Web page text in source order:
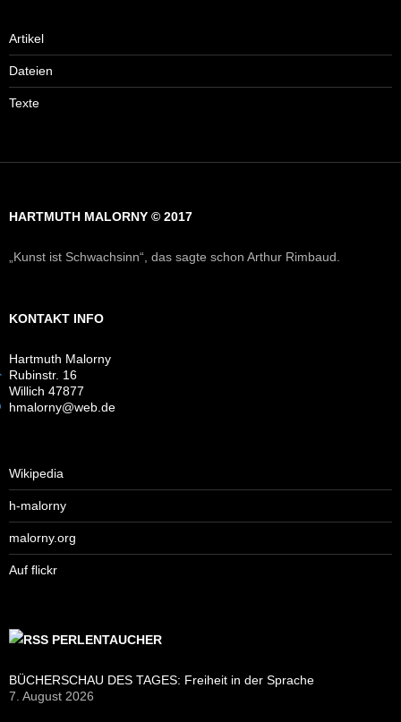
Artikel
Dateien
Texte
HARTMUTH MALORNY © 2017
„Kunst ist Schwachsinn“, das sagte schon Arthur Rimbaud.
KONTAKT INFO
Hartmuth Malorny
Rubinstr. 16
Willich 47877
hmalorny@web.de
Wikipedia
h-malorny
malorny.org
Auf flickr
PERLENTAUCHER
BÜCHERSCHAU DES TAGES: Freiheit in der Sprache
7. August 2026